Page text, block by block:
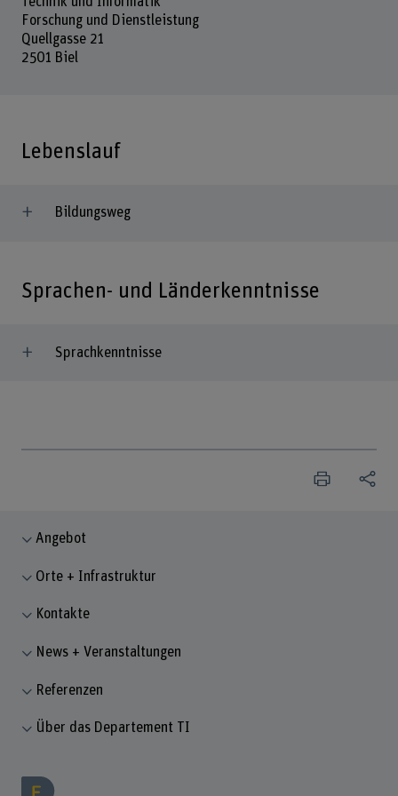
Forschung und Dienstleistung
Quellgasse 21
2501 Biel
Lebenslauf
Bildungsweg
Sprachen- und Länderkenntnisse
Sprachkenntnisse
Angebot
Orte + Infrastruktur
Kontakte
News + Veranstaltungen
Referenzen
Über das Departement TI